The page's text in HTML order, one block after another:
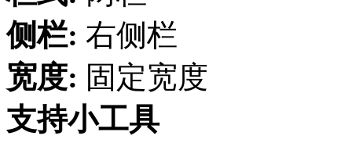
侧栏: 右侧栏
宽度: 固定宽度
支持小工具